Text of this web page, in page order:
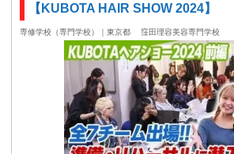
【KUBOTA HAIR SHOW 2024】
専修学校（専門学校）｜東京都 窪田理容美容専門学校